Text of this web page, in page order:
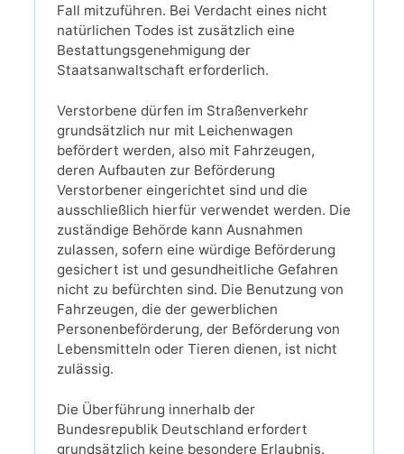
Fall mitzuführen. Bei Verdacht eines nicht
natürlichen Todes ist zusätzlich eine
Bestattungsgenehmigung der
Staatsanwaltschaft erforderlich.
Verstorbene dürfen im Straßenverkehr
grundsätzlich nur mit Leichenwagen
befördert werden, also mit Fahrzeugen,
deren Aufbauten zur Beförderung
Verstorbener eingerichtet sind und die
ausschließlich hierfür verwendet werden. Die
zuständige Behörde kann Ausnahmen
zulassen, sofern eine würdige Beförderung
gesichert ist und gesundheitliche Gefahren
nicht zu befürchten sind. Die Benutzung von
Fahrzeugen, die der gewerblichen
Personenbeförderung, der Beförderung von
Lebensmitteln oder Tieren dienen, ist nicht
zulässig.
Die Überführung innerhalb der
Bundesrepublik Deutschland erfordert
grundsätzlich keine besondere Erlaubnis.